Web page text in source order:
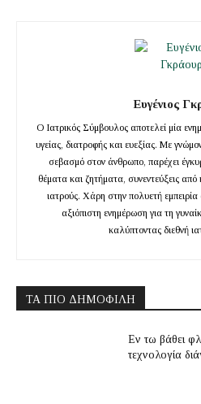
Ευγένιος
Ο Ιατρικός Σύμβουλος αποτελεί μία
υγείας, διατροφής και ευεξίας. Με
σεβασμό στον άνθρωπο, παρέχει
θέματα και ζητήματα, συνεντεύξεις από
ιατρούς. Χάρη στην πολυετή εμπειρία
αξιόπιστη ενημέρωση για τη
καλύπτοντας διεθνή
ΤΑ ΠΙΟ ΔΗΜΟΦΙΛΉ
Εν τω βάθει
τεχνολογία